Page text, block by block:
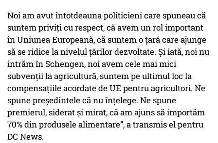
Noi am avut întotdeauna politicieni care spuneau că
suntem priviți cu respect, că avem un rol important
în Uniunea Europeană, că suntem o țară care ajunge
să se ridice la nivelul țărilor dezvoltate. Și iată, noi nu
intrăm în Schengen, noi avem cele mai mici
subvenții la agricultură, suntem pe ultimul loc la
compensațiile acordate de UE pentru agricultori. Ne
spune președintele că nu înțelege. Ne spune
premierul, siderat și mirat, că am ajuns să importăm
70% din produsele alimentare”, a transmis el pentru
DC News.